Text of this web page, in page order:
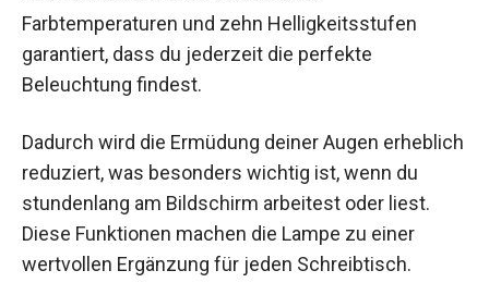
Farbtemperaturen und zehn Helligkeitsstufen
garantiert, dass du jederzeit die perfekte
Beleuchtung findest.
Dadurch wird die Ermüdung deiner Augen erheblich
reduziert, was besonders wichtig ist, wenn du
stundenlang am Bildschirm arbeitest oder liest.
Diese Funktionen machen die Lampe zu einer
wertvollen Ergänzung für jeden Schreibtisch.